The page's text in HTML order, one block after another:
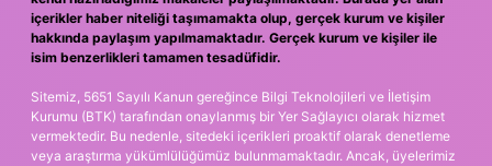
içerikler haber niteliği taşımamakta olup, gerçek kurum ve kişiler
hakkında paylaşım yapılmamaktadır. Gerçek kurum ve kişiler ile
isim benzerlikleri tamamen tesadüfidir.
Sitemiz, 5651 Sayılı Kanun gereğince Bilgi Teknolojileri ve İletişim
Kurumu (BTK) tarafından onaylanmış bir Yer Sağlayıcı olarak hizmet
vermektedir. Bu nedenle, sitedeki içerikleri proaktif olarak denetleme
veya araştırma yükümlülüğümüz bulunmamaktadır. Ancak, üyelerimiz